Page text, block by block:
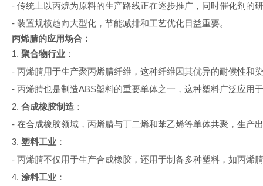
- 传统上以丙烷为原料的生产路线正在逐步推广，同时催化剂的
- 装置规模趋向大型化，节能减排和工艺优化日益重要。
丙烯腈的应用场合：
1. 聚合物行业 ：
- 丙烯腈用于生产聚丙烯腈纤维，这种纤维因其优异的耐候性和
- 丙烯腈也是制造ABS塑料的重要单体之一，这种塑料广泛应用
2. 合成橡胶制造 ：
- 在合成橡胶领域，丙烯腈与丁二烯和苯乙烯等单体共聚，生产
3. 塑料工业 ：
- 丙烯腈不仅用于生产合成橡胶，还用于制备多种塑料，如丙烯腈
4. 涂料工业 ：